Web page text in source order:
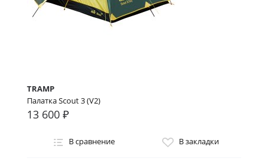
TRAMP
Палатка Scout 3 (V2)
13 600 ₽
В сравнение В закладки